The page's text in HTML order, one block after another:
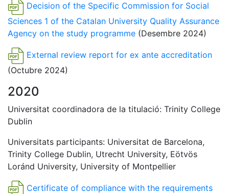
Decision of the Specific Commission for Social
Sciences 1 of the Catalan University Quality Assurance
Agency on the study programme (Desembre 2024)
External review report for ex ante accreditation
(Octubre 2024)
2020
Universitat coordinadora de la titulació: Trinity College
Dublin
Universitats participants: Universitat de Barcelona,
Trinity College Dublin, Utrecht University, Eötvös
Loránd University, University of Montpellier
Certificate of compliance with the requirements